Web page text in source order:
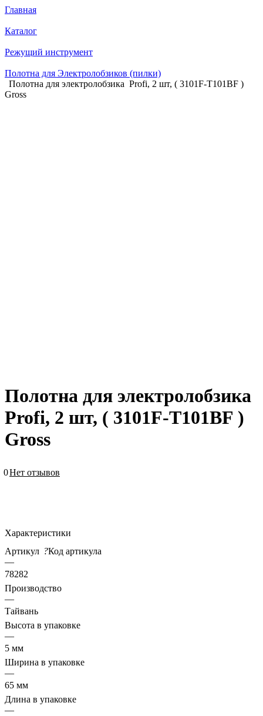
Главная
Каталог
Режущий инструмент
Полотна для Электролобзиков (пилки)
Полотна для электролобзика Profi, 2 шт, ( 3101F-T101BF )
Gross
Полотна для электролобзика
Profi, 2 шт, ( 3101F-T101BF )
Gross
0Нет отзывов
Характеристики
Артикул ?Код артикула
—
78282
Производство
—
Тайвань
Высота в упаковке
—
5 мм
Ширина в упаковке
—
65 мм
Длина в упаковке
—